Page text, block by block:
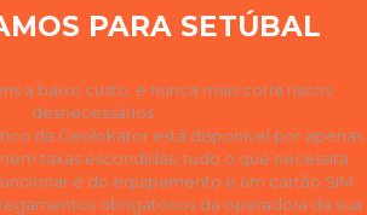
PARA SETÚBAL
a baixo custo, e nunca mais corra riscos
desnecessários.
da Geolokator está disponível por apenas
taxas escondidas, tudo o que necessita
é do equipamento e um cartão SIM
obrigatórios da operadora da sua